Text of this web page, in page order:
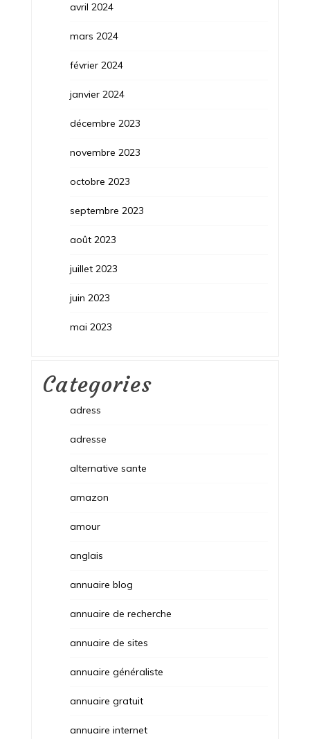
avril 2024
mars 2024
février 2024
janvier 2024
décembre 2023
novembre 2023
octobre 2023
septembre 2023
août 2023
juillet 2023
juin 2023
mai 2023
Categories
adress
adresse
alternative sante
amazon
amour
anglais
annuaire blog
annuaire de recherche
annuaire de sites
annuaire généraliste
annuaire gratuit
annuaire internet